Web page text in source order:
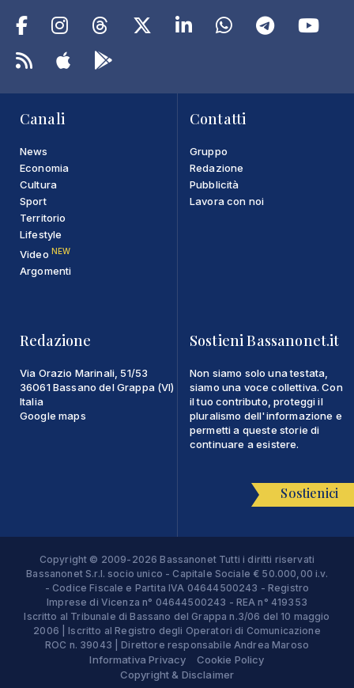
Canali
News
Economia
Cultura
Sport
Territorio
Lifestyle
Video NEW
Argomenti
Contatti
Gruppo
Redazione
Pubblicità
Lavora con noi
Redazione
Via Orazio Marinali, 51/53
36061 Bassano del Grappa (VI)
Italia
Google maps
Sostieni Bassanonet.it
Non siamo solo una testata,
siamo una voce collettiva. Con
il tuo contributo, proteggi il
pluralismo dell'informazione e
permetti a queste storie di
continuare a esistere.
Sostienici
Copyright © 2009-2026 Bassanonet Tutti i diritti riservati
Bassanonet S.r.l. socio unico - Capitale Sociale € 50.000,00 i.v.
- Codice Fiscale e Partita IVA 04644500243 - Registro
Imprese di Vicenza n° 04644500243 - REA n° 419353
Iscritto al Tribunale di Bassano del Grappa n.3/06 del 10 maggio
2006 | Iscritto al Registro degli Operatori di Comunicazione
ROC n. 39043 | Direttore responsabile Andrea Maroso
Informativa Privacy
Cookie Policy
Copyright & Disclaimer